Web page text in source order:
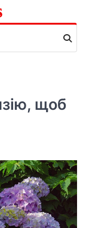
щоб